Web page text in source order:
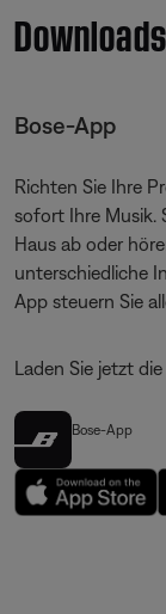
Downloads
Bose-App
Richten Sie Ihre
sofort Ihre Musik.
Haus ab oder
unterschiedliche
App steuern Sie
Laden Sie jetzt
Bose-App